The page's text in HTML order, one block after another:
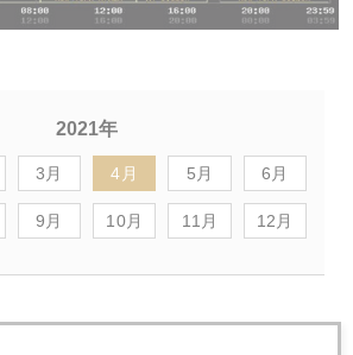
2021年
3月 4月 5月 6月
9月 10月 11月 12月